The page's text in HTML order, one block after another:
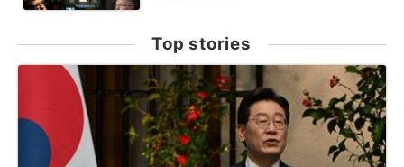
Top stories